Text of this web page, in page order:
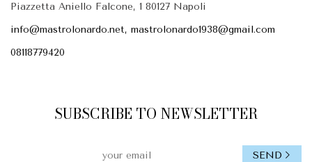
Piazzetta Aniello Falcone, 1 80127 Napoli
info@mastrolonardo.net, mastrolonardo1938@gmail.com
08118779420
SUBSCRIBE TO NEWSLETTER
SEND